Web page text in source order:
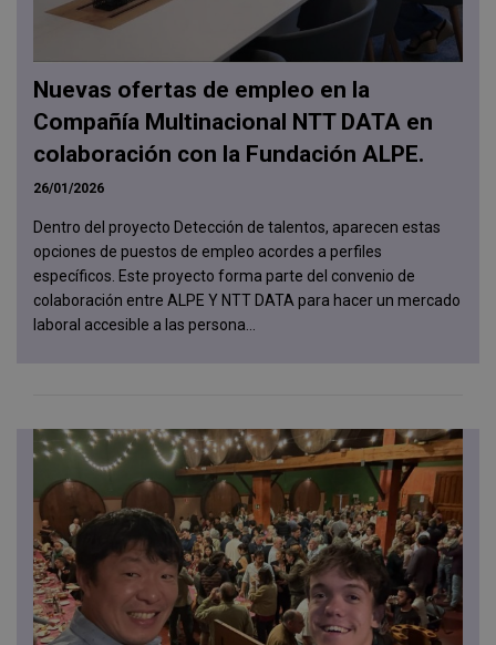
Nuevas ofertas de empleo en la
Compañía Multinacional NTT DATA en
colaboración con la Fundación ALPE.
26/01/2026
Dentro del proyecto Detección de talentos, aparecen estas
opciones de puestos de empleo acordes a perfiles
específicos. Este proyecto forma parte del convenio de
colaboración entre ALPE Y NTT DATA para hacer un mercado
laboral accesible a las persona...